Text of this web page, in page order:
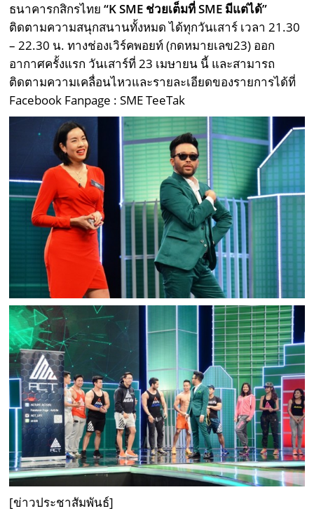
ธนาคารกสิกรไทย“K SME ช่วยเต็มที่ SME มีแต่ได้”
ติดตามความสนุกสนานทั้งหมด ได้ทุกวันเสาร์ เวลา 21.30
– 22.30 น. ทางช่องเวิร์คพอยท์ (กดหมายเลข23) ออก
อากาศครั้งแรก วันเสาร์ที่ 23 เมษายน นี้ และสามารถ
ติดตามความเคลื่อนไหวและรายละเอียดของรายการได้ที่
Facebook Fanpage : SME TeeTak
[ข่าวประชาสัมพันธ์]